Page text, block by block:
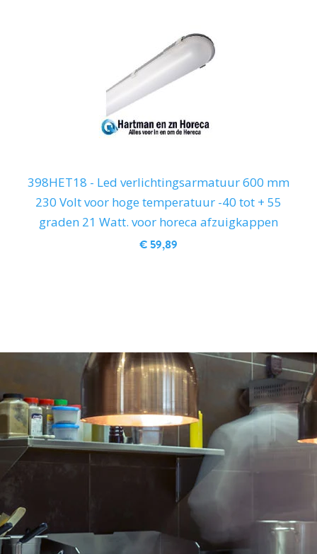
398HET18 - Led verlichtingsarmatuur 600 mm
230 Volt voor hoge temperatuur -40 tot + 55
graden 21 Watt. voor horeca afzuigkappen
€ 59,89